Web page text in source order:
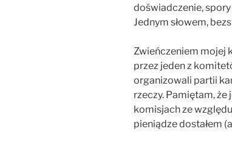
doświadczenie,
Jednym słowem,
Zwieńczeniem mojej
przez jeden z
organizowali partii
rzeczy. Pamiętam, że
komisjach ze
pieniądze dostałem